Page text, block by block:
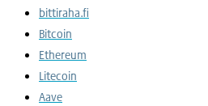
bittiraha.fi
Bitcoin
Ethereum
Litecoin
Aave